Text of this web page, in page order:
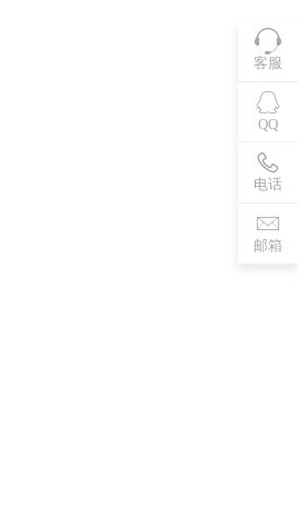
客服
QQ
电话
邮箱